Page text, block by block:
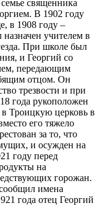
священника
В 1902 году
в 1908 году –
учителем в
При школе был
и Георгий со
передающим
отцом. Он
трезвости и при
года рукоположен
Троицкую церковь в
его тяжело
за то, что
и осужден на
году перед
на
горожан.
имена
года отец Георгий